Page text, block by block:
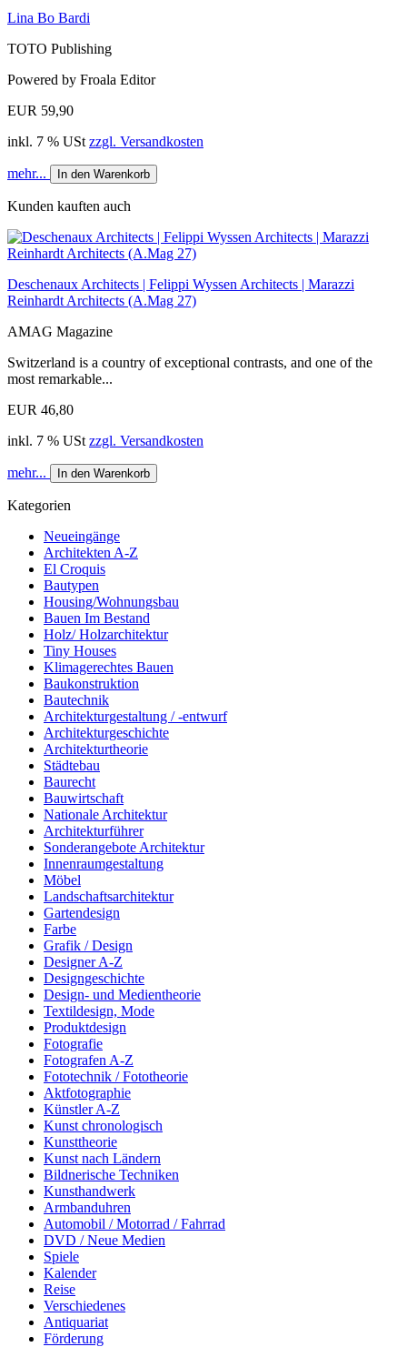
Lina Bo Bardi
TOTO Publishing
Powered by Froala Editor
EUR 59,90
inkl. 7 % USt zzgl. Versandkosten
mehr... In den Warenkorb
Kunden kauften auch
Deschenaux Architects | Felippi Wyssen Architects | Marazzi
Reinhardt Architects (A.Mag 27)
AMAG Magazine
Switzerland is a country of exceptional contrasts, and one of the
most remarkable...
EUR 46,80
inkl. 7 % USt zzgl. Versandkosten
mehr... In den Warenkorb
Kategorien
Neueingänge
Architekten A-Z
El Croquis
Bautypen
Housing/Wohnungsbau
Bauen Im Bestand
Holz/ Holzarchitektur
Tiny Houses
Klimagerechtes Bauen
Baukonstruktion
Bautechnik
Architekturgestaltung / -entwurf
Architekturgeschichte
Architekturtheorie
Städtebau
Baurecht
Bauwirtschaft
Nationale Architektur
Architekturführer
Sonderangebote Architektur
Innenraumgestaltung
Möbel
Landschaftsarchitektur
Gartendesign
Farbe
Grafik / Design
Designer A-Z
Designgeschichte
Design- und Medientheorie
Textildesign, Mode
Produktdesign
Fotografie
Fotografen A-Z
Fototechnik / Fototheorie
Aktfotographie
Künstler A-Z
Kunst chronologisch
Kunsttheorie
Kunst nach Ländern
Bildnerische Techniken
Kunsthandwerk
Armbanduhren
Automobil / Motorrad / Fahrrad
DVD / Neue Medien
Spiele
Kalender
Reise
Verschiedenes
Antiquariat
Förderung